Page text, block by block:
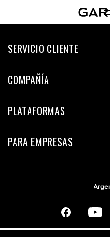
SERVICIO CLIENTE
COMPAÑÍA
PLATAFORMAS
PARA EMPRESAS